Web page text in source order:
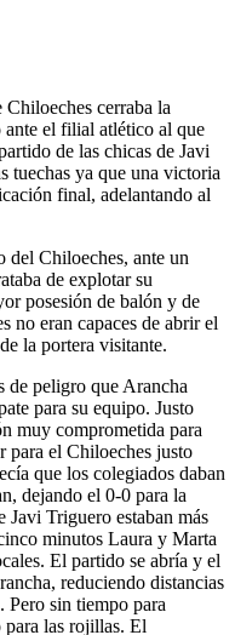
cerraba la
ante el filial atlético al que
de las chicas de Javi
tuechas ya que una victoria
final, adelantando al
del Chiloeches, ante un
de explotar su
posesión de balón y de
no eran capaces de abrir el
la portera visitante.
de peligro que Arancha
para su equipo. Justo
muy comprometida para
para el Chiloeches justo
que los colegiados daban
dejando el 0-0 para la
Javi Triguero estaban más
minutos Laura y Marta
El partido se abría y el
reduciendo distancias
Pero sin tiempo para
para las rojillas. El